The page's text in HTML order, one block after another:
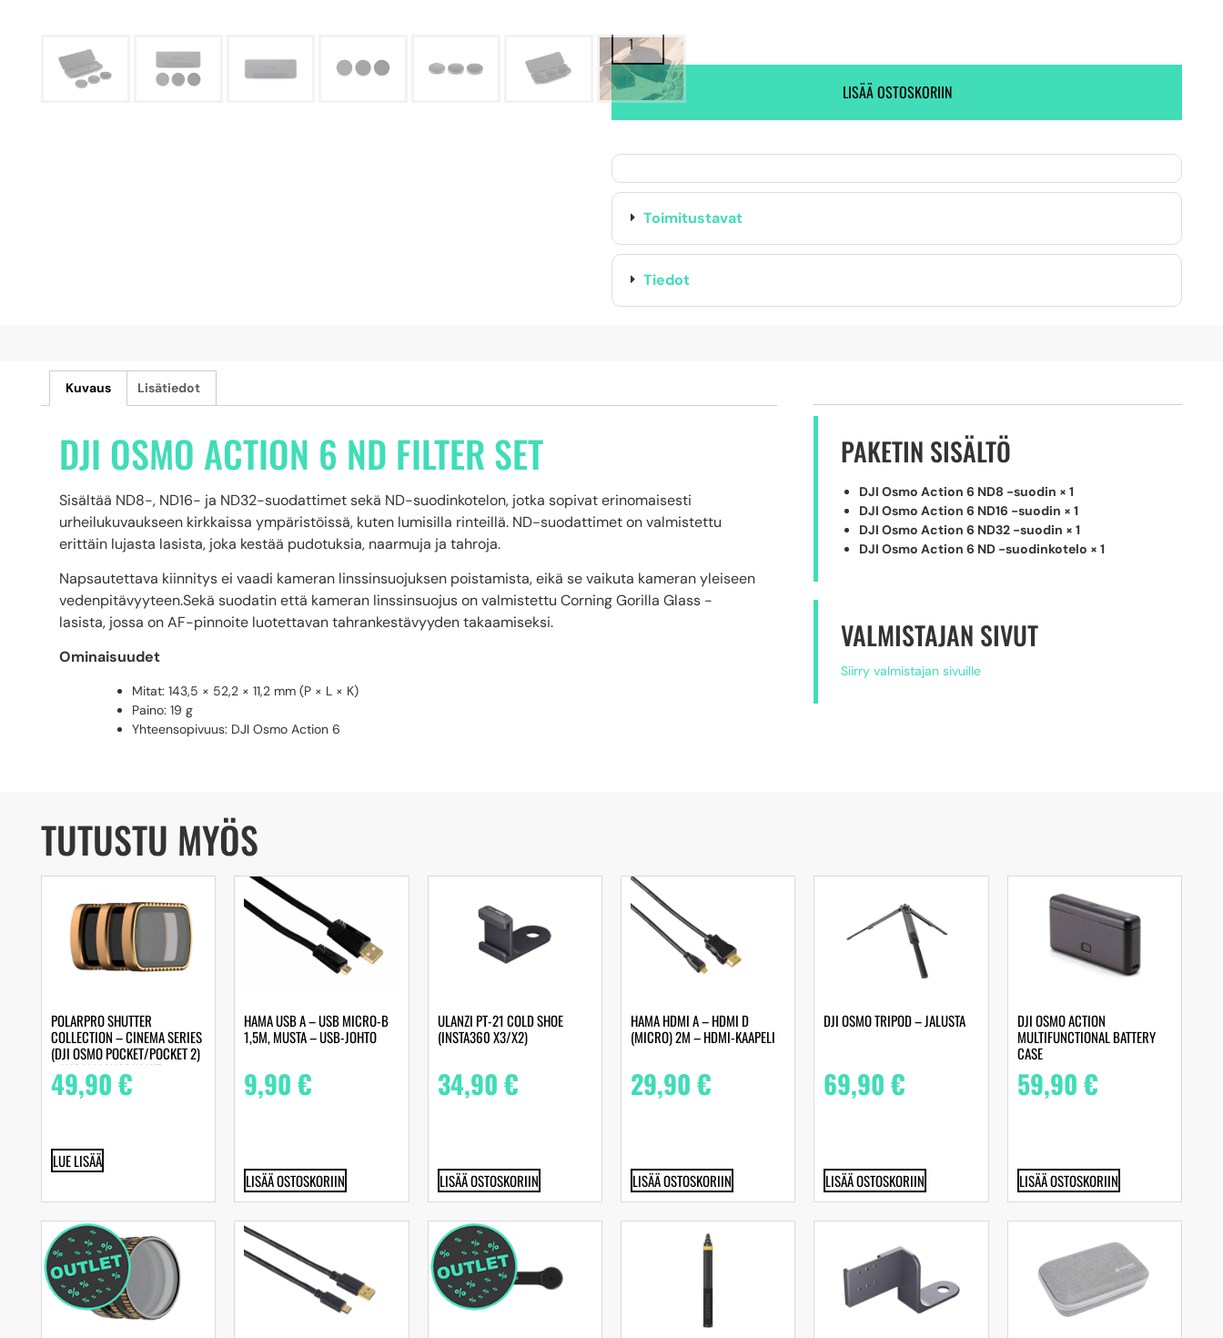
LISÄÄ OSTOSKORIIN
Toimitustavat
Tiedot
Kuvaus Lisätiedot
DJI OSMO ACTION 6 ND FILTER SET
Sisältää ND8-, ND16- ja ND32-suodattimet sekä ND-suodinkotelon, jotka sopivat erinomaisesti
urheilukuvaukseen kirkkaissa ympäristöissä, kuten lumisilla rinteillä. ND-suodattimet on valmistettu
erittäin lujasta lasista, joka kestää pudotuksia, naarmuja ja tahroja.
Napsautettava kiinnitys ei vaadi kameran linssinsuojuksen poistamista, eikä se vaikuta kameran yleiseen
vedenpitävyyteen.Sekä suodatin että kameran linssinsuojus on valmistettu Corning Gorilla Glass -
lasista, jossa on AF-pinnoite luotettavan tahrankestävyyden takaamiseksi.
Ominaisuudet
Mitat: 143,5 × 52,2 × 11,2 mm (P × L × K)
Paino: 19 g
Yhteensopivuus: DJI Osmo Action 6
PAKETIN SISÄLTÖ
DJI Osmo Action 6 ND8 -suodin × 1
DJI Osmo Action 6 ND16 -suodin × 1
DJI Osmo Action 6 ND32 -suodin × 1
DJI Osmo Action 6 ND -suodinkotelo × 1
VALMISTAJAN SIVUT
Siirry valmistajan sivuille
TUTUSTU MYÖS
POLARPRO SHUTTER
COLLECTION – CINEMA SERIES
(DJI OSMO POCKET/POCKET 2)
– HARMAASUODIN KIT
49,90€
LUE LISÄÄ
HAMA USB A – USB MICRO-B
1,5M, MUSTA – USB-JOHTO
9,90€
LISÄÄ OSTOSKORIIN
ULANZI PT-21 COLD SHOE
(INSTA360 X3/X2)
34,90€
LISÄÄ OSTOSKORIIN
HAMA HDMI A – HDMI D
(MICRO) 2M – HDMI-KAAPELI
29,90€
LISÄÄ OSTOSKORIIN
DJI OSMO TRIPOD – JALUSTA
69,90€
LISÄÄ OSTOSKORIIN
DJI OSMO ACTION
MULTIFUNCTIONAL BATTERY
CASE
59,90€
LISÄÄ OSTOSKORIIN